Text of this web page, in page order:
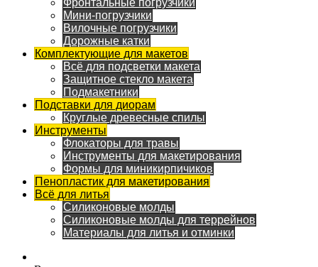
Фронтальные погрузчики
Мини-погрузчики
Вилочные погрузчики
Дорожные катки
Комплектующие для макетов
Всё для подсветки макета
Защитное стекло макета
Подмакетники
Подставки для диорам
Круглые древесные спилы
Инструменты
Флокаторы для травы
Инструменты для макетирования
Формы для миникирпичиков
Пенопластик для макетирования
Всё для литья
Силиконовые молды
Силиконовые молды для террейнов
Материалы для литья и отминки